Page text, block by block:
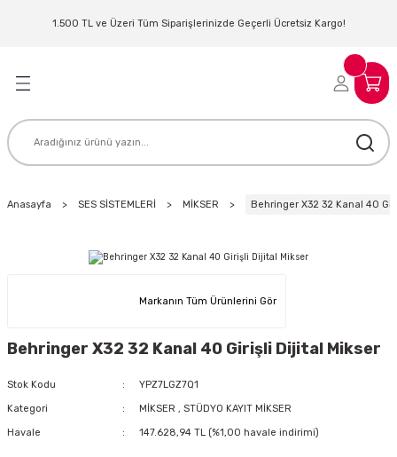
1.500 TL ve Üzeri Tüm Siparişlerinizde Geçerli Ücretsiz Kargo!
Geri Dön
Geri Dön
OYNATICI
Geri Dön
Geri Dön
Geri Dön
Geri Dön
Geri Dön
Geri Dön
Anasayfa SES SİSTEMLERİ MİKSER Behringer X32 32 Kanal 40
Markanın Tüm Ürünlerini Gör
Behringer X32 32 Kanal 40 Girişli Dijital Mikser
Stok Kodu YPZ7LGZ7Q1
Kategori MİKSER , STÜDYO KAYIT MİKSER
Havale 147.628,94 TL (%1,00 havale indirimi)